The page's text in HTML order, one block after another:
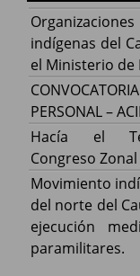
Organizaciones
indígenas del
el Ministerio de
CONVOCATORIA
PERSONAL –
Hacía el
Congreso
Movimiento
del norte del
ejecución
paramilitares.